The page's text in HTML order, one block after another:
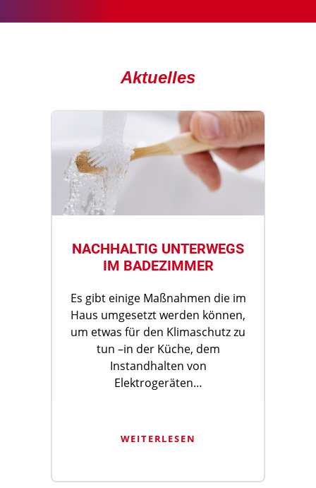
Aktuelles
NACHHALTIG UNTERWEGS
IM BADEZIMMER
Es gibt einige Maßnahmen die im
Haus umgesetzt werden können,
um etwas für den Klimaschutz zu
tun –in der Küche, dem
Instandhalten von
Elektrogeräten…
WEITERLESEN